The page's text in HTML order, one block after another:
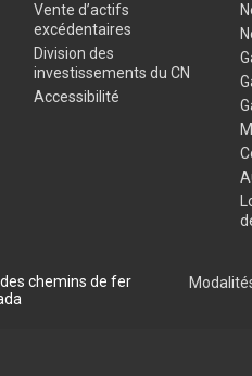
Vente d’actifs
excédentaires
Division des
investissements du CN
Accessibilité
chemins de fer